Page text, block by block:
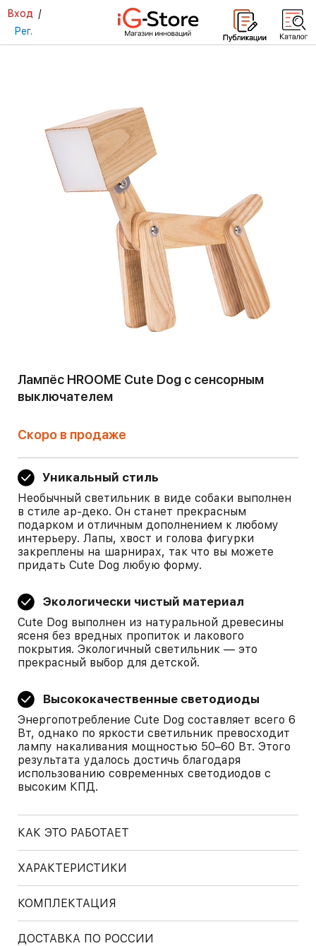
Вход /
Рег.
Лампёс HROOME Cute Dog c сенсорным
выключателем
Скоро в продаже
Уникальный стиль
Необычный светильник в виде собаки выполнен
в стиле ар-деко. Он станет прекрасным
подарком и отличным дополнением к любому
интерьеру. Лапы, хвост и голова фигурки
закреплены на шарнирах, так что вы можете
придать Cute Dog любую форму.
Экологически чистый материал
Cute Dog выполнен из натуральной древесины
ясеня без вредных пропиток и лакового
покрытия. Экологичный светильник — это
прекрасный выбор для детской.
Высококачественные светодиоды
Энергопотребление Cute Dog составляет всего 6
Вт, однако по яркости светильник превосходит
лампу накаливания мощностью 50–60 Вт. Этого
результата удалось достичь благодаря
использованию современных светодиодов с
высоким КПД.
КАК ЭТО РАБОТАЕТ
ХАРАКТЕРИСТИКИ
КОМПЛЕКТАЦИЯ
ДОСТАВКА ПО РОССИИ